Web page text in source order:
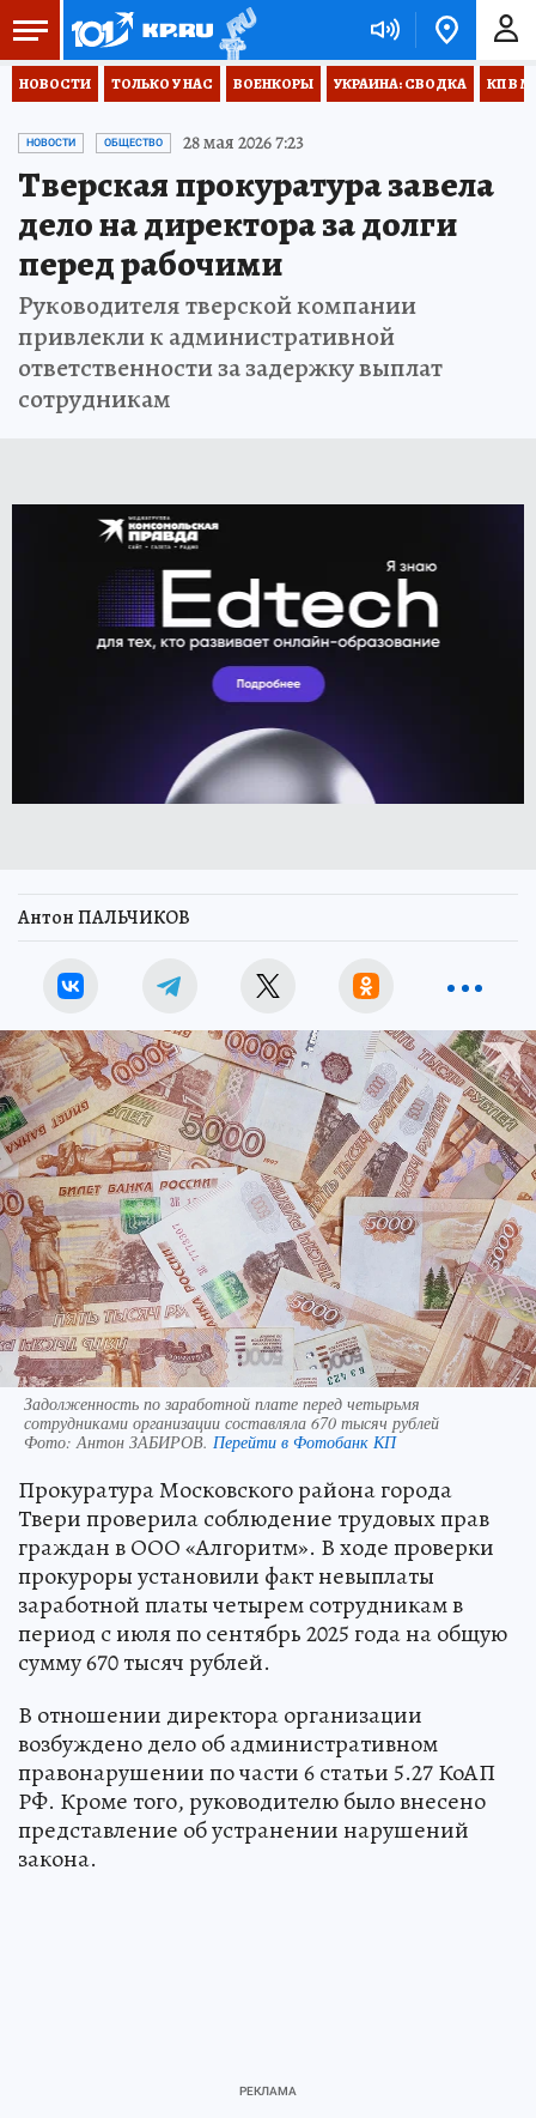
НОВОСТИ ТОЛЬКО У НАС ВОЕНКОРЫ УКРАИНА: СВОДКА КП В
НОВОСТИ ОБЩЕСТВО 28 мая 2026 7:23
Тверская прокуратура завела
дело на директора за долги
перед рабочими
Руководителя тверской компании
привлекли к административной
ответственности за задержку выплат
сотрудникам
Антон ПАЛЬЧИКОВ
Задолженность по заработной плате перед четырьмя
сотрудниками организации составляла 670 тысяч рублей
Фото: Антон ЗАБИРОВ. Перейти в Фотобанк КП
Прокуратура Московского района города
Твери проверила соблюдение трудовых прав
граждан в ООО «Алгоритм». В ходе проверки
прокуроры установили факт невыплаты
заработной платы четырем сотрудникам в
период с июля по сентябрь 2025 года на общую
сумму 670 тысяч рублей.
В отношении директора организации
возбуждено дело об административном
правонарушении по части 6 статьи 5.27 КоАП
РФ. Кроме того, руководителю было внесено
представление об устранении нарушений
закона.